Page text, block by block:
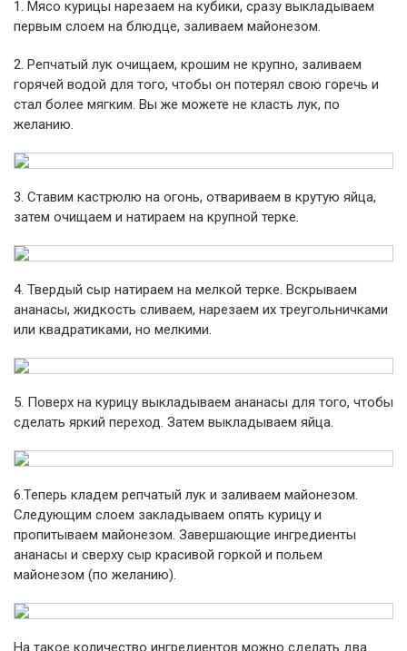
1. Мясо курицы нарезаем на кубики, сразу выкладываем
первым слоем на блюдце, заливаем майонезом.
2. Репчатый лук очищаем, крошим не крупно, заливаем
горячей водой для того, чтобы он потерял свою горечь и
стал более мягким. Вы же можете не класть лук, по
желанию.
3. Ставим кастрюлю на огонь, отвариваем в крутую яйца,
затем очищаем и натираем на крупной терке.
4. Твердый сыр натираем на мелкой терке. Вскрываем
ананасы, жидкость сливаем, нарезаем их треугольничками
или квадратиками, но мелкими.
5. Поверх на курицу выкладываем ананасы для того, чтобы
сделать яркий переход. Затем выкладываем яйца.
6.Теперь кладем репчатый лук и заливаем майонезом.
Следующим слоем закладываем опять курицу и
пропитываем майонезом. Завершающие ингредиенты
ананасы и сверху сыр красивой горкой и польем
майонезом (по желанию).
На такое количество ингредиентов можно сделать два